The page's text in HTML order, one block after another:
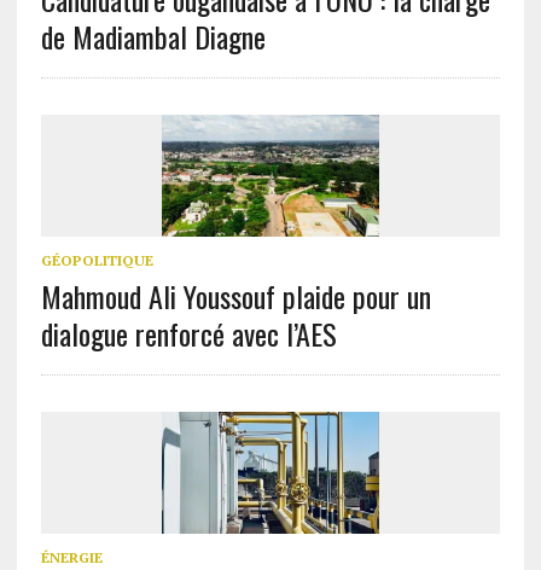
de Madiambal Diagne
GÉOPOLITIQUE
Mahmoud Ali Youssouf plaide pour un
dialogue renforcé avec l’AES
ÉNERGIE